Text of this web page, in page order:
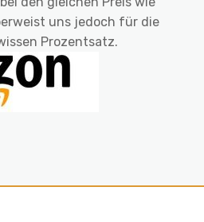
uns jedoch für die
Prozentsatz.